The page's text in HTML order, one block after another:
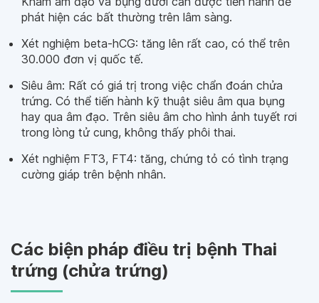
phát hiện các bất thường trên lâm sàng.
Xét nghiệm beta-hCG: tăng lên rất cao, có thể trên
30.000 đơn vị quốc tế.
Siêu âm: Rất có giá trị trong việc chẩn đoán chửa
trứng. Có thể tiến hành kỹ thuật siêu âm qua bụng
hay qua âm đạo. Trên siêu âm cho hình ảnh tuyết rơi
trong lòng tử cung, không thấy phôi thai.
Xét nghiệm FT3, FT4: tăng, chứng tỏ có tình trạng
cường giáp trên bệnh nhân.
Các biện pháp điều trị bệnh Thai
trứng (chửa trứng)